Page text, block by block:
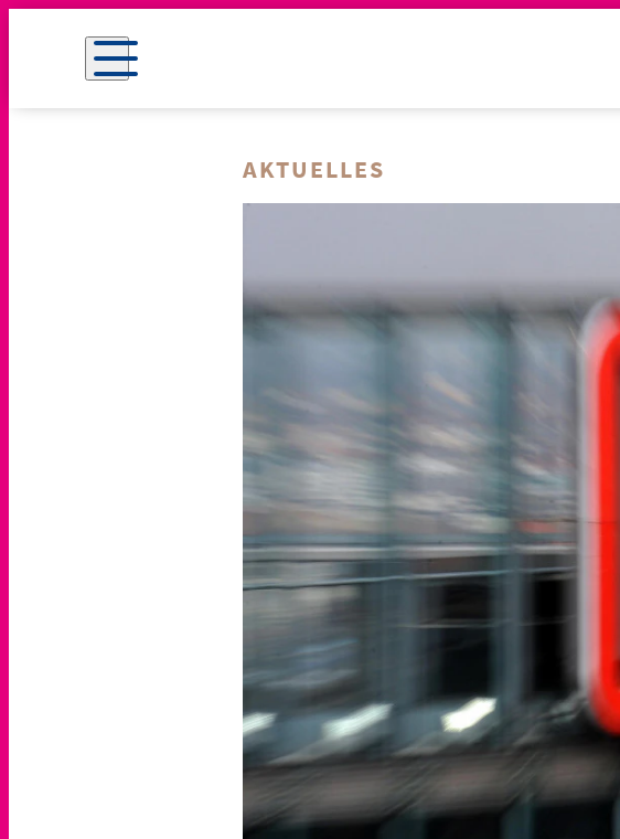
AKTUELLES